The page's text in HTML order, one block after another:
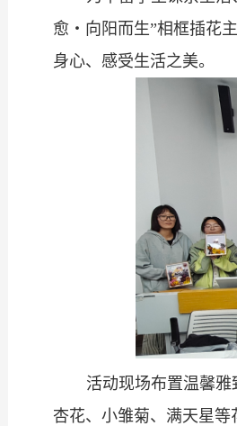
愈・向阳而生”相框插花
身心、感受生活之美。
活动现场布置温馨
杏花、小雏菊、满天星等